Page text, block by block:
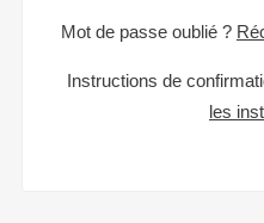
Mot de passe oublié ?
Instructions de
les